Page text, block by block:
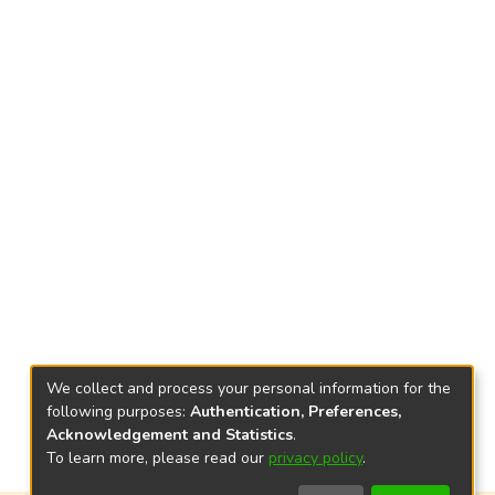
We collect and process your personal information for the
following purposes: Authentication, Preferences,
Acknowledgement and Statistics.
To learn more, please read our privacy policy.